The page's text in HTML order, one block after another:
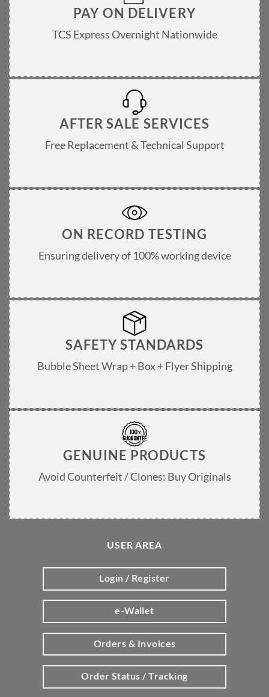
PAY ON DELIVERY
TCS Express Overnight Nationwide
AFTER SALE SERVICES
Free Replacement & Technical Support
ON RECORD TESTING
Ensuring delivery of 100% working device
SAFETY STANDARDS
Bubble Sheet Wrap + Box + Flyer Shipping
GENUINE PRODUCTS
Avoid Counterfeit / Clones: Buy Originals
USER AREA
Login / Register
e-Wallet
Orders & Invoices
Order Status / Tracking